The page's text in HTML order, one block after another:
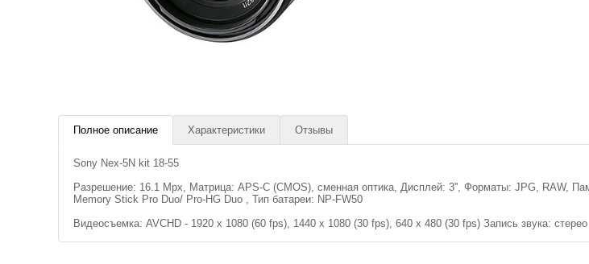
Полное описание Характеристики Отзывы
Sony Nex-5N kit 18-55
Разрешение: 16.1 Mpx, Матрица: APS-C (CMOS), сменная оптика, Дисплей: 3'', Форматы: JPG, RAW,
Memory Stick Pro Duo/ Pro-HG Duo , Тип батареи: NP-FW50
Видеосъемка: AVCHD - 1920 x 1080 (60 fps), 1440 x 1080 (30 fps), 640 x 480 (30 fps) Запись звука: стерео